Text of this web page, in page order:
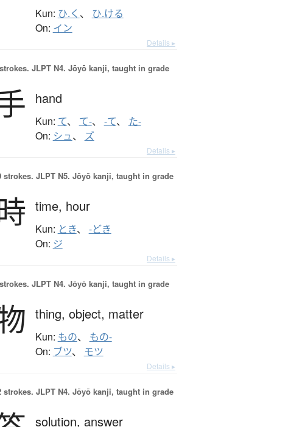
Kun: ひ.く 、 ひ.ける
On: イン
Details ▸
JLPT N4. Jōyō kanji, taught in grade
hand
Kun: て、 て-、 -て、 た-
On: シュ、 ズ
Details ▸
strokes. JLPT N5. Jōyō kanji, taught in grade
time, hour
Kun: とき、 -どき
On: ジ
Details ▸
JLPT N4. Jōyō kanji, taught in grade
thing, object, matter
Kun: もの、 もの-
On: ブツ、 モツ
Details ▸
strokes. JLPT N4. Jōyō kanji, taught in grade
solution, answer